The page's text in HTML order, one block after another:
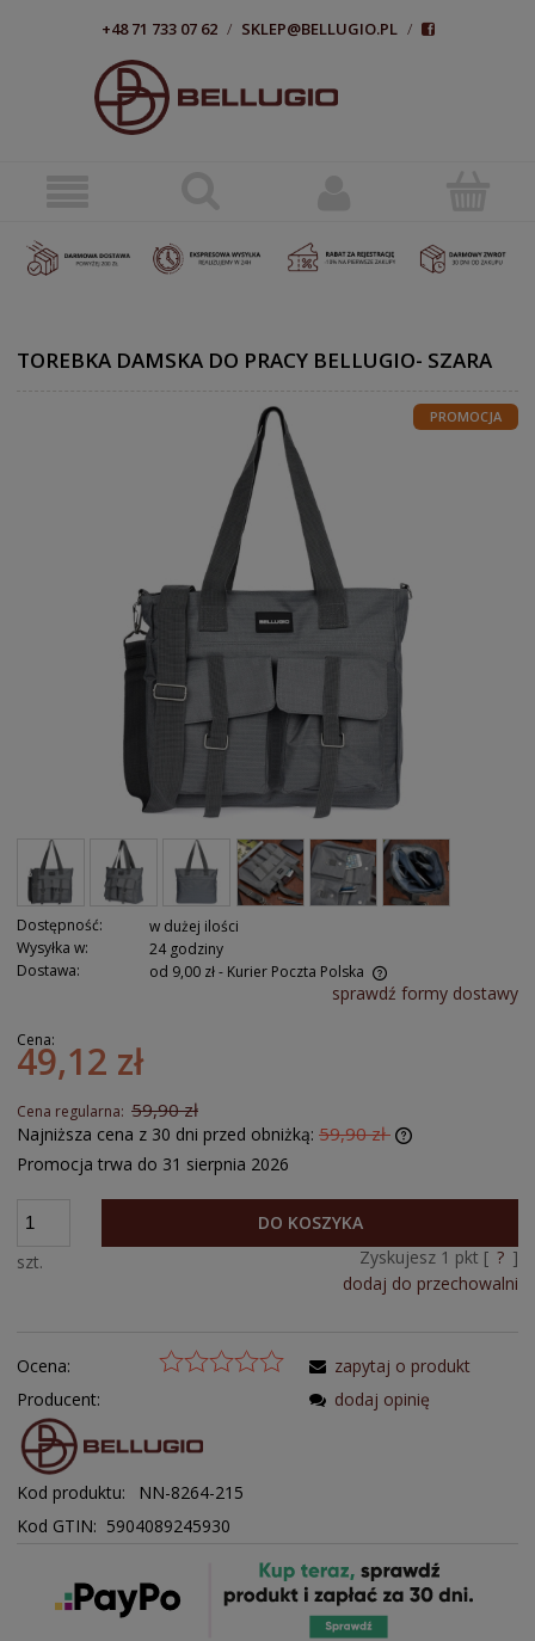
+48 71 733 07 62 / SKLEP@BELLUGIO.PL /
TOREBKA DAMSKA DO PRACY BELLUGIO- SZARA
PROMOCJA
Dostępność:
w dużej ilości
Wysyłka w:
24 godziny
Dostawa:
od 9,00 zł- Kurier Poczta Polska
sprawdź formy dostawy
Cena:
49,12 zł
Cena regularna: 59,90 zł
Najniższa cena z 30 dni przed obniżką: 59,90 zł
Promocja trwa do 31 sierpnia 2026
szt.
DO KOSZYKA
Zyskujesz 1 pkt [ ? ]
dodaj do przechowalni
Ocena:
Producent:
Kod produktu:
NN-8264-215
Kod GTIN: 5904089245930
zapytaj o produkt
dodaj opinię